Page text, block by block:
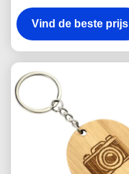
Graverend
milieuvriendelijk
natuurlijk hout
Vind de beste prijs